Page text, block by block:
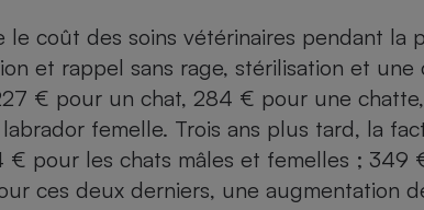
le coût des soins vétérinaires pendant la
et rappel sans rage, stérilisation et
€ pour un chat, 284 € pour une
femelle. Trois ans plus tard, la
€ pour les chats mâles et femelles ;
ces deux derniers, une augmentation
Champagne - Comment choisir une
bouteille de champagne
Banque en ligne
Téléviseur Ordinateur portable
Matelas Poêle à granulés